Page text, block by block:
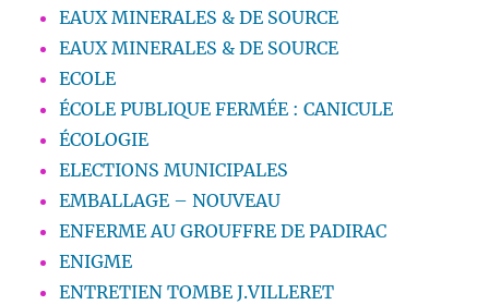
EAUX MINERALES & DE SOURCE
EAUX MINERALES & DE SOURCE
ECOLE
ÉCOLE PUBLIQUE FERMÉE : CANICULE
ÉCOLOGIE
ELECTIONS MUNICIPALES
EMBALLAGE – NOUVEAU
ENFERME AU GROUFFRE DE PADIRAC
ENIGME
ENTRETIEN TOMBE J.VILLERET